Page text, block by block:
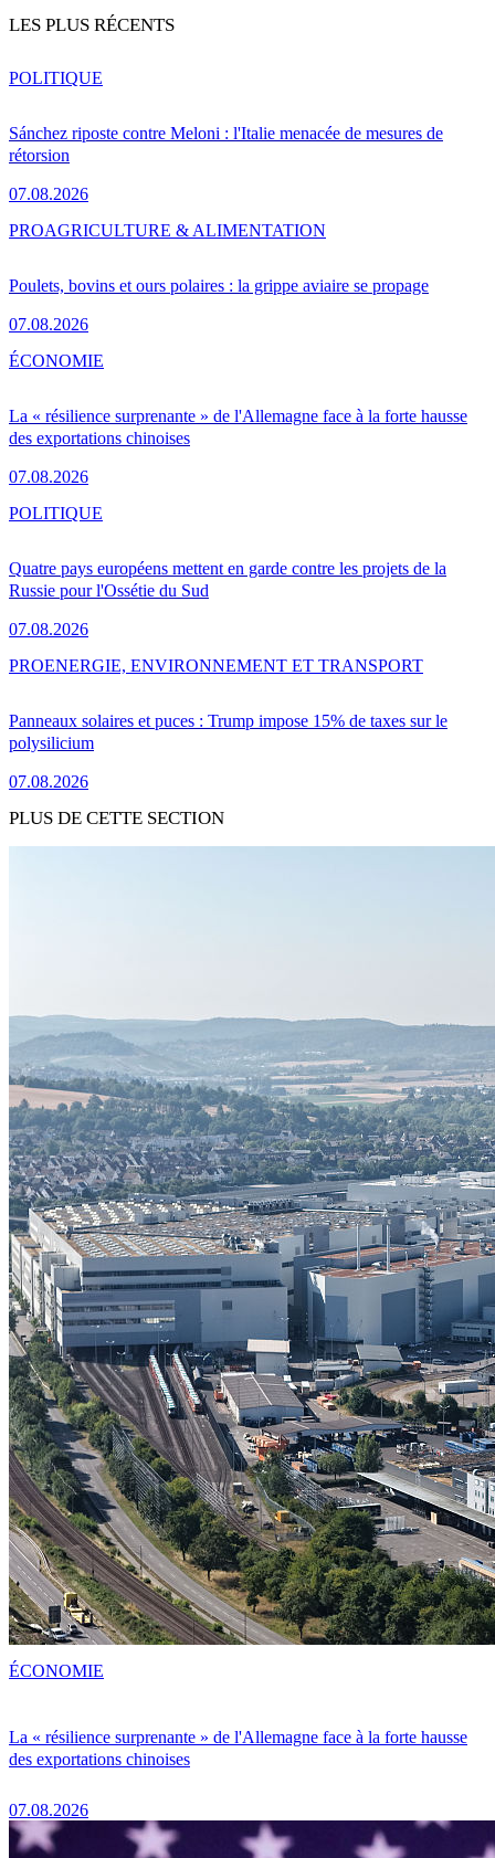
LES PLUS RÉCENTS
Sánchez riposte contre Meloni : l'Italie menacée de mesures de
rétorsion
07.08.2026
POLITIQUE
Poulets, bovins et ours polaires : la grippe aviaire se propage
07.08.2026
PROAGRICULTURE & ALIMENTATION
La « résilience surprenante » de l'Allemagne face à la forte hausse
des exportations chinoises
07.08.2026
ÉCONOMIE
Quatre pays européens mettent en garde contre les projets de la
Russie pour l'Ossétie du Sud
07.08.2026
POLITIQUE
Panneaux solaires et puces : Trump impose 15% de taxes sur le
polysilicium
07.08.2026
PROENERGIE, ENVIRONNEMENT ET TRANSPORT
PLUS DE CETTE SECTION
La « résilience surprenante » de l'Allemagne face à la forte hausse
des exportations chinoises
07.08.2026
ÉCONOMIE